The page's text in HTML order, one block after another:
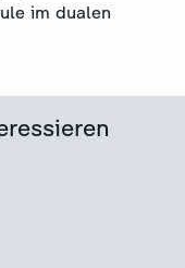
im dualen